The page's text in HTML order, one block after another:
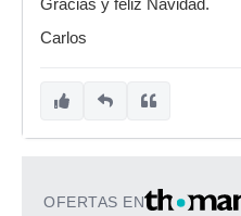
Gracias y feliz Navidad.
Carlos
OFERTAS EN